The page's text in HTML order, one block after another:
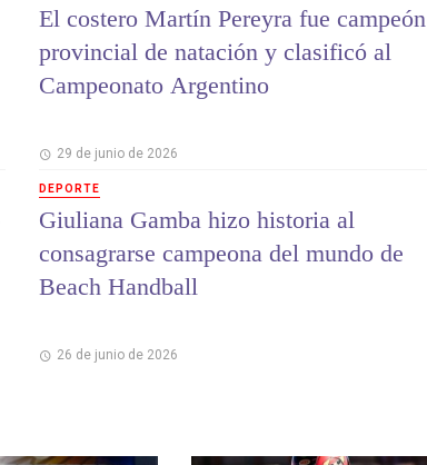
El costero Martín Pereyra fue campeón
provincial de natación y clasificó al
Campeonato Argentino
29 de junio de 2026
DEPORTE
Giuliana Gamba hizo historia al
consagrarse campeona del mundo de
Beach Handball
26 de junio de 2026